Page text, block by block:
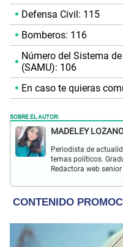
Defensa Civil: 115
Bomberos: 116
Número del Sistema
(SAMU): 106
En caso te quieras
SOBRE EL AUTOR:
MADELEY
Periodista de
temas políticos.
Redactora web
turismo,